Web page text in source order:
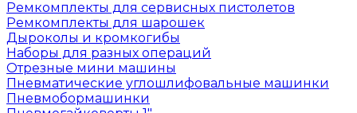
Ремкомплекты для сервисных пистолетов
Ремкомплекты для шарошек
Дыроколы и кромкогибы
Наборы для разных операций
Отрезные мини машины
Пневматические углошлифовальные машинки
Пневмобормашинки